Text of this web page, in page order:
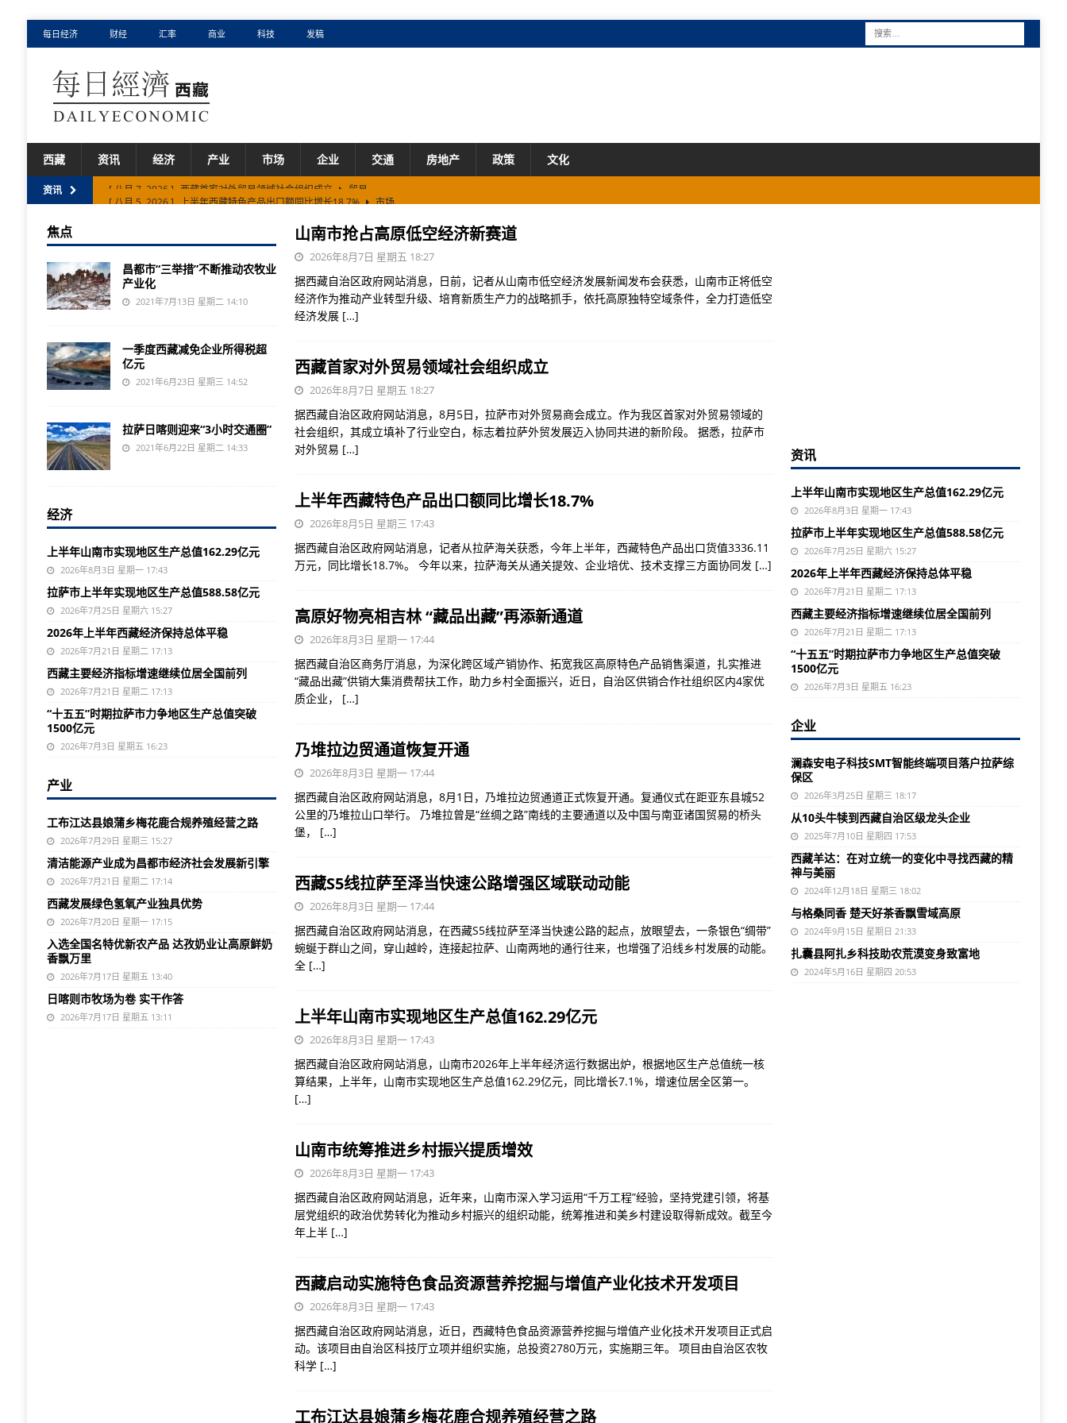
每日经济 财经 汇率 商业 科技 发稿
西藏 资讯 经济 产业 市场 企业 交通 房地产 政策 文化
资讯 [ 八月 5, 2026 ] 上半年西藏特色产品出口额同比增长18.7%
[ 八月 7, 2026 ] 西藏首家对外贸易领域社会组织成立 贸易
山南市抢占高原低空经济新赛道
2026年8月7日 星期五 18:27
据西藏自治区政府网站消息，日前，记者从山南市低空经济发展新闻发布会获悉，山南市正将低空
经济作为推动产业转型升级、培育新质生产力的战略抓手，依托高原独特空域条件，全力打造低空
经济发展 […]
西藏首家对外贸易领域社会组织成立
2026年8月7日 星期五 18:27
据西藏自治区政府网站消息，8月5日，拉萨市对外贸易商会成立。作为我区首家对外贸易领域的
社会组织，其成立填补了行业空白，标志着拉萨外贸发展迈入协同共进的新阶段。 据悉，拉萨市
对外贸易 […]
上半年西藏特色产品出口额同比增长18.7%
2026年8月5日 星期三 17:43
据西藏自治区政府网站消息，记者从拉萨海关获悉，今年上半年，西藏特色产品出口货值3336.11
万元，同比增长18.7%。 今年以来，拉萨海关从通关提效、企业培优、技术支撑三方面协同发 […]
高原好物亮相吉林 “藏品出藏”再添新通道
2026年8月3日 星期一 17:44
据西藏自治区商务厅消息，为深化跨区域产销协作、拓宽我区高原特色产品销售渠道，扎实推进
“藏品出藏”供销大集消费帮扶工作，助力乡村全面振兴，近日，自治区供销合作社组织区内4家优
质企业， […]
乃堆拉边贸通道恢复开通
2026年8月3日 星期一 17:44
据西藏自治区政府网站消息，8月1日，乃堆拉边贸通道正式恢复开通。复通仪式在距亚东县城52
公里的乃堆拉山口举行。 乃堆拉曾是“丝绸之路”南线的主要通道以及中国与南亚诸国贸易的桥头
堡， […]
西藏S5线拉萨至泽当快速公路增强区域联动动能
2026年8月3日 星期一 17:44
据西藏自治区政府网站消息，在西藏S5线拉萨至泽当快速公路的起点，放眼望去，一条银色“绸带”
蜿蜒于群山之间，穿山越岭，连接起拉萨、山南两地的通行往来，也增强了沿线乡村发展的动能。
全 […]
上半年山南市实现地区生产总值162.29亿元
2026年8月3日 星期一 17:43
据西藏自治区政府网站消息，山南市2026年上半年经济运行数据出炉，根据地区生产总值统一核
算结果，上半年，山南市实现地区生产总值162.29亿元，同比增长7.1%，增速位居全区第一。
[…]
山南市统筹推进乡村振兴提质增效
2026年8月3日 星期一 17:43
据西藏自治区政府网站消息，近年来，山南市深入学习运用“千万工程”经验，坚持党建引领，将基
层党组织的政治优势转化为推动乡村振兴的组织动能，统筹推进和美乡村建设取得新成效。截至今
年上半 […]
西藏启动实施特色食品资源营养挖掘与增值产业化技术开发项目
2026年8月3日 星期一 17:43
据西藏自治区政府网站消息，近日，西藏特色食品资源营养挖掘与增值产业化技术开发项目正式启
动。该项目由自治区科技厅立项并组织实施，总投资2780万元，实施期三年。 项目由自治区农牧
科学 […]
工布江达县娘蒲乡梅花鹿合规养殖经营之路
焦点
昌都市“三举措”不断推动农牧业
产业化
2021年7月13日 星期二 14:10
一季度西藏减免企业所得税超
亿元
2021年6月23日 星期三 14:52
拉萨日喀则迎来“3小时交通圈”
2021年6月22日 星期二 14:33
经济
上半年山南市实现地区生产总值162.29亿元
2026年8月3日 星期一 17:43
拉萨市上半年实现地区生产总值588.58亿元
2026年7月25日 星期六 15:27
2026年上半年西藏经济保持总体平稳
2026年7月21日 星期二 17:13
西藏主要经济指标增速继续位居全国前列
2026年7月21日 星期二 17:13
“十五五”时期拉萨市力争地区生产总值突破
1500亿元
2026年7月3日 星期五 16:23
产业
工布江达县娘蒲乡梅花鹿合规养殖经营之路
2026年7月29日 星期三 15:27
清洁能源产业成为昌都市经济社会发展新引擎
2026年7月21日 星期二 17:14
西藏发展绿色氢氧产业独具优势
2026年7月20日 星期一 17:15
入选全国名特优新农产品 达孜奶业让高原鲜奶
香飘万里
2026年7月17日 星期五 13:40
日喀则市牧场为卷 实干作答
2026年7月17日 星期五 13:11
资讯
上半年山南市实现地区生产总值162.29亿元
2026年8月3日 星期一 17:43
拉萨市上半年实现地区生产总值588.58亿元
2026年7月25日 星期六 15:27
2026年上半年西藏经济保持总体平稳
2026年7月21日 星期二 17:13
西藏主要经济指标增速继续位居全国前列
2026年7月21日 星期二 17:13
“十五五”时期拉萨市力争地区生产总值突破
1500亿元
2026年7月3日 星期五 16:23
企业
澜森安电子科技SMT智能终端项目落户拉萨综
保区
2026年3月25日 星期三 18:17
从10头牛犊到西藏自治区级龙头企业
2025年7月10日 星期四 17:53
西藏羊达：在对立统一的变化中寻找西藏的精
神与美丽
2024年12月18日 星期三 18:02
与格桑同香 楚天好茶香飘雪域高原
2024年9月15日 星期日 21:33
扎囊县阿扎乡科技助农荒漠变身致富地
2024年5月16日 星期四 20:53